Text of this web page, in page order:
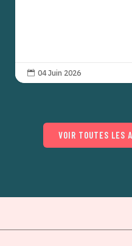
 04 Juin 2026
VOIR TOUTES LES